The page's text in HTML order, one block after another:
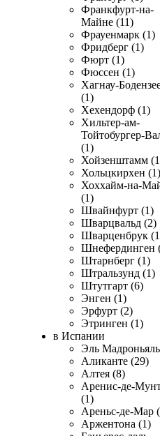
Франкфурт-на-
Майне (11)
Фрауенмарк (1)
Фридберг (1)
Фюрт (1)
Фюссен (1)
Хагнау-
(1)
Хехендорф (1)
Хильтер-ам-
Тойтобургер-
(1)
Хойзенштамм
Хольцкирхен (1)
Хоххайм-на-
(1)
Швайнфурт (1)
Шварцвальд (2)
Шварценбрук
Шнефердинген
Штарнберг (1)
Штральзунд (1)
Штутгарт (6)
Энген (1)
Эрфурт (2)
Этринген (1)
в Испании
Эль
Аликанте (29)
Алтея (8)
Аренис-де-
(1)
Ареньс-де-Мар
Аржентона (1)